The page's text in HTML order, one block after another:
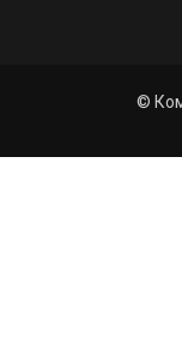
©